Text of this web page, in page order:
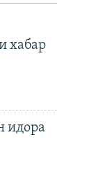
хабар
идора